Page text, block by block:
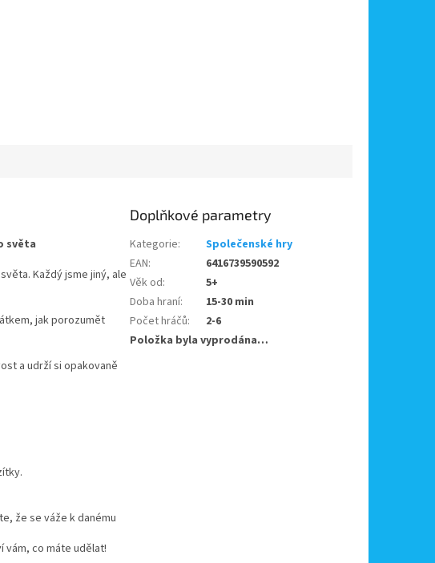
světa
Každý jsme jiný, ale
jak porozumět
a udrží si opakovaně
že se váže k danému
vám, co máte udělat!
Doplňkové parametry
Kategorie:
Společenské hry
EAN:
6416739590592
Věk od:
5+
Doba hraní:
15-30 min
Počet hráčů:
2-6
Položka byla vyprodána…